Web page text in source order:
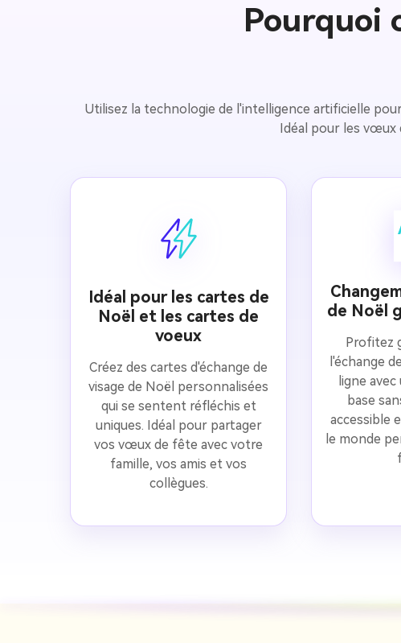
Pourquoi
Utilisez la technologie de l'intelligence artificielle
Idéal pour les vœux
Idéal pour les cartes de
Noël et les cartes de
voeux
Créez des cartes d'échange de
visage de Noël personnalisées
qui se sentent réfléchis et
uniques. Idéal pour partager
vos vœux de fête avec votre
famille, vos amis et vos
collègues.
de Noël
Profitez
l'échange
ligne
base
accessible
le monde